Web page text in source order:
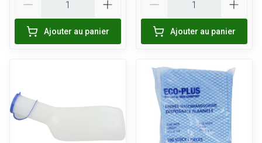
Ajouter au panier Ajouter au panier